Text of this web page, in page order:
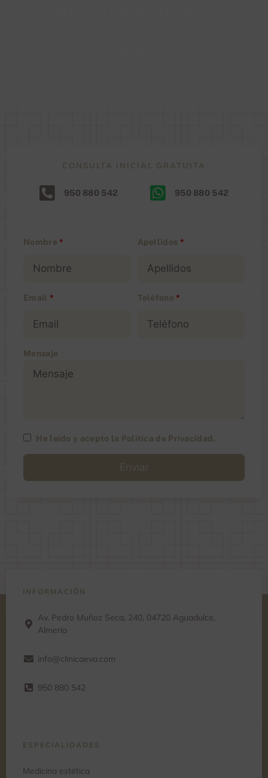
CONSULTA INICIAL GRATUITA
950 880 542 950 880 542
Nombre * Apellidos *
Email * Teléfono *
Mensaje
He leído y acepto la Política de Privacidad.
INFORMACIÓN
Av. Pedro Muñoz Seca, 240, 04720 Aguadulce,
Almería
info@clinicaeva.com
950 880 542
ESPECIALIDADES
Medicina estética